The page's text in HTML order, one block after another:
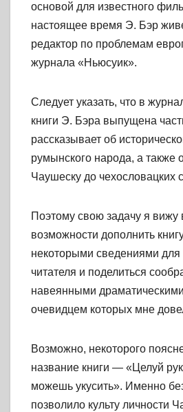
основой для известного
настоящее время Э. Бэр
редактор по проблемам
журнала «Ньюсуик».
Следует указать, что в
книги Э. Бэра выпущена
рассказывает об
румынского народа, а также
Чаушеску до чехословацких
Поэтому свою задачу я вижу
возможности дополнить
некоторыми сведениями для
читателя и поделиться
навеянными
очевидцем которых мне
Возможно, некоторого
название книги — «Целуй
можешь укусить». Именно
позволило культу личности